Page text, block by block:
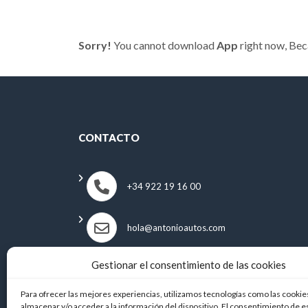
Gestionar el consentimiento de las cookies
Para ofrecer las mejores experiencias, utilizamos tecnologías como las
Sorry! You cannot downloadApp right now,
CONTACTO
+34 922 19 16 00
hola@antonioautos.com